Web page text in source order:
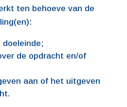
ten behoeve van de
de opdracht en/of
aan of het uitgeven